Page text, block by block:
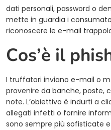
dati personali, password o
mette in guardia i
riconoscere le e-mail
Cos’è il
I truffatori inviano e-mail o
provenire da banche, poste,
note. L’obiettivo è indurti a
allegati infetti o fornire
sono sempre più sofisticate